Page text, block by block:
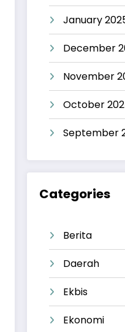
January
December
November
October
September
Categories
Berita
Daerah
Ekbis
Ekonomi